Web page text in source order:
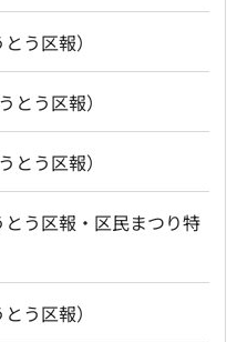
う区報）
とう区報）
とう区報）
う区報・区民まつり特
う区報）